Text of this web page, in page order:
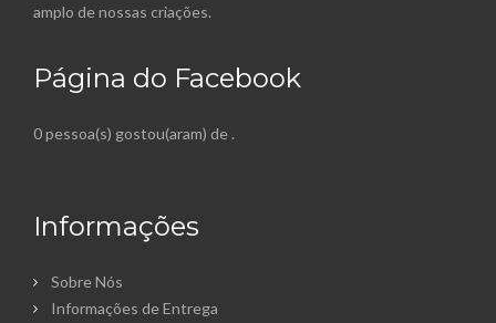
amplo de nossas criações.
Página do Facebook
0 pessoa(s) gostou(aram) de .
Informações
Sobre Nós
Informações de Entrega